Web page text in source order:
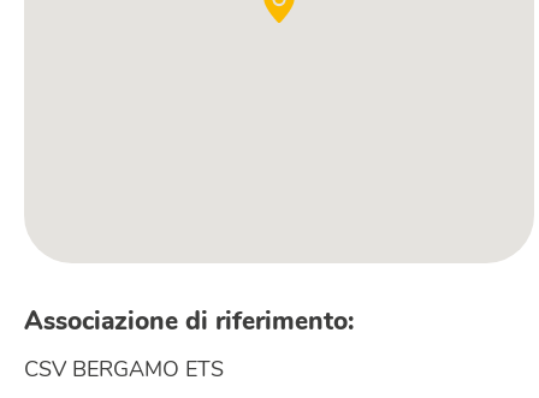
Associazione di riferimento:
CSV BERGAMO ETS